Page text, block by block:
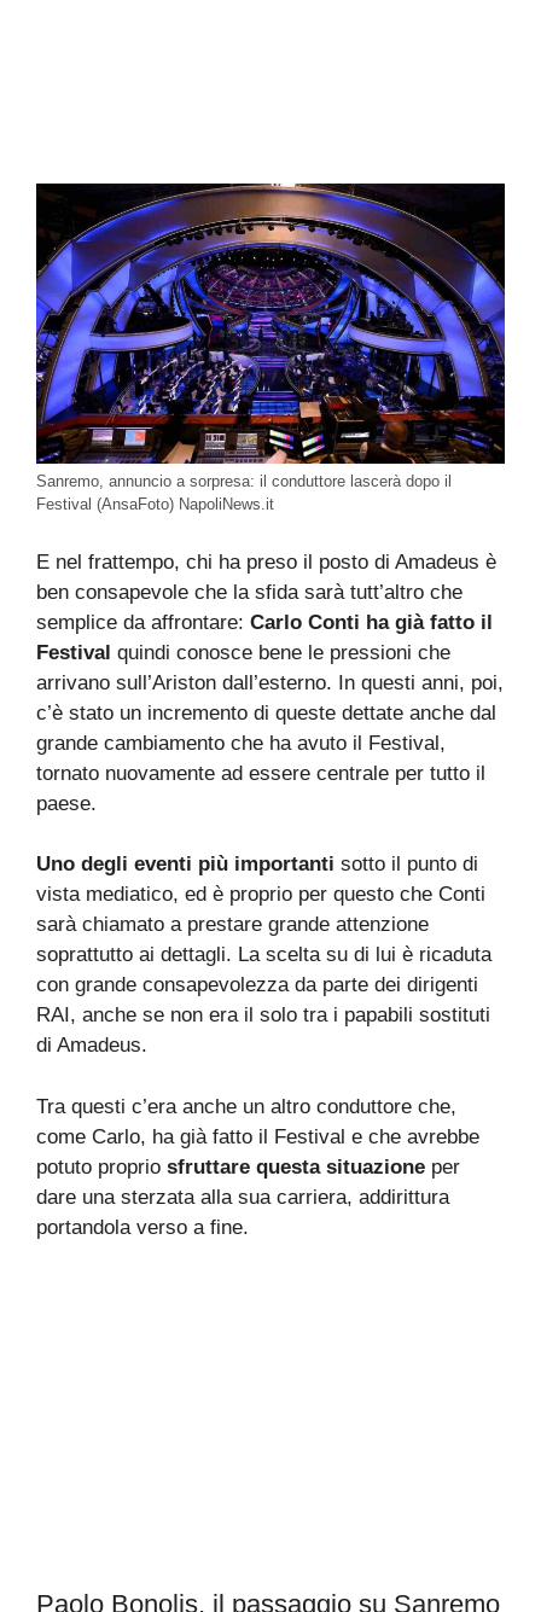
Sanremo, annuncio a sorpresa: il conduttore lascerà dopo il
Festival (AnsaFoto) NapoliNews.it
E nel frattempo, chi ha preso il posto di Amadeus è
ben consapevole che la sfida sarà tutt’altro che
semplice da affrontare: Carlo Conti ha già fatto il
Festival quindi conosce bene le pressioni che
arrivano sull’Ariston dall’esterno. In questi anni, poi,
c’è stato un incremento di queste dettate anche dal
grande cambiamento che ha avuto il Festival,
tornato nuovamente ad essere centrale per tutto il
paese.
Uno degli eventi più importanti sotto il punto di
vista mediatico, ed è proprio per questo che Conti
sarà chiamato a prestare grande attenzione
soprattutto ai dettagli. La scelta su di lui è ricaduta
con grande consapevolezza da parte dei dirigenti
RAI, anche se non era il solo tra i papabili sostituti
di Amadeus.
Tra questi c’era anche un altro conduttore che,
come Carlo, ha già fatto il Festival e che avrebbe
potuto proprio sfruttare questa situazione per
dare una sterzata alla sua carriera, addirittura
portandola verso a fine.
Paolo Bonolis, il passaggio su Sanremo